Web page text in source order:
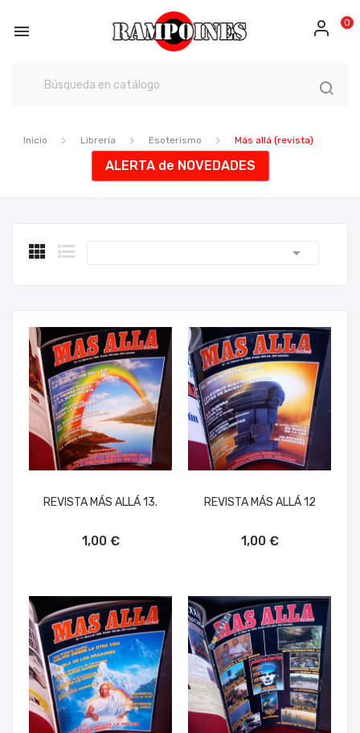
 0
Inicio Librería Esoterismo Más allá (revista)
ALERTA de NOVEDADES

REVISTA MÁS ALLÁ 13.
1,00 €
REVISTA MÁS ALLÁ 12
1,00 €